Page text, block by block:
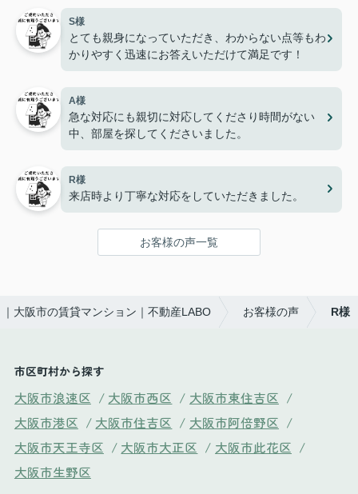
S様
とても親身になっていただき、わからない点等もわ
かりやすく迅速にお答えいただけて満足です！
A様
急な対応にも親切に対応してくださり時間がない
中、部屋を探してくださいました。
R様
来店時より丁寧な対応をしていただきました。
お客様の声一覧
｜大阪市の賃貸マンション｜不動産LABO お客様の声 R様
市区町村から探す
大阪市浪速区 / 大阪市西区 / 大阪市東住吉区 /
大阪市港区 / 大阪市住吉区 / 大阪市阿倍野区 /
大阪市天王寺区 / 大阪市大正区 / 大阪市此花区 /
大阪市生野区